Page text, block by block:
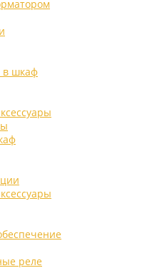
в шкаф
реле